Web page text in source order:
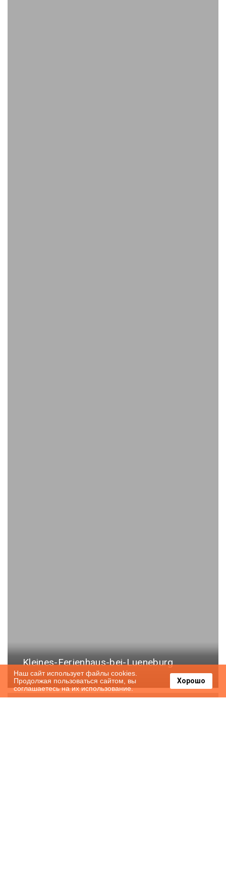
Kleines-Ferienhaus-bei-Lueneburg
Наш сайт использует файлы cookies.
Продолжая пользоваться сайтом, вы
соглашаетесь на их использование.
Хорошо